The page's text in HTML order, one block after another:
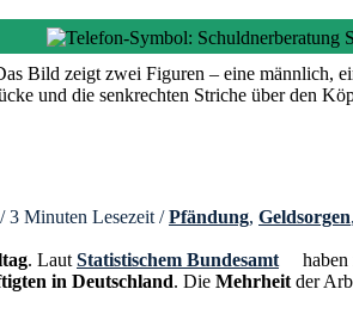
3 Minuten Lesezeit /Pfändung, Geldsorgen,
. Laut Statistischem Bundesamt
in Deutschland. Die Mehrheit der